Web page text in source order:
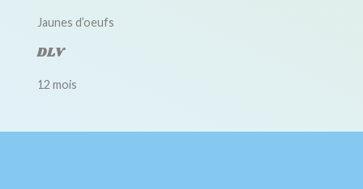
Jaunes d’oeufs
DLV
12 mois